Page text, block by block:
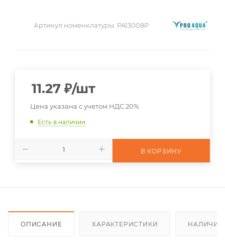
Артикул номенклатуры: PA13008P
11.27 ₽/шт
Цена указана с учетом НДС 20%
Есть в наличии
В КОРЗИНУ
ОПИСАНИЕ ХАРАКТЕРИСТИКИ НАЛИЧИЕ